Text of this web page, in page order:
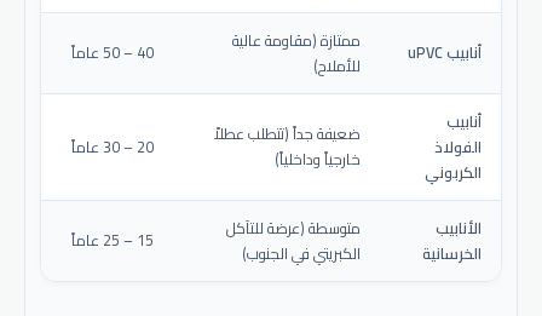
أنابيب uPVC
ممتازة (مقاومة عالية
للأملاح)
40 – 50 عاماً
أنابيب
الفولاذ
الكربوني
ضعيفة جداً (تتطلب عطلاً
خارجياً وداخلياً)
20 – 30 عاماً
الأنابيب
الخرسانية
متوسطة (عرضة للتآكل
الكبريتي في الجنوب)
15 – 25 عاماً